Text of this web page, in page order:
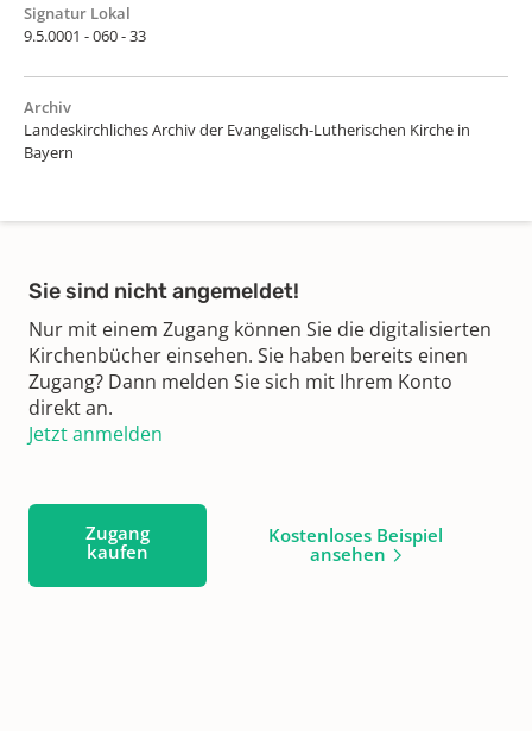
Signatur Lokal
9.5.0001 - 060 - 33
Archiv
Landeskirchliches Archiv der Evangelisch-Lutherischen Kirche in
Bayern
Sie sind nicht angemeldet!
Nur mit einem Zugang können Sie die digitalisierten
Kirchenbücher einsehen. Sie haben bereits einen
Zugang? Dann melden Sie sich mit Ihrem Konto
direkt an.
Jetzt anmelden
Zugang
kaufen
Kostenloses Beispiel
ansehen